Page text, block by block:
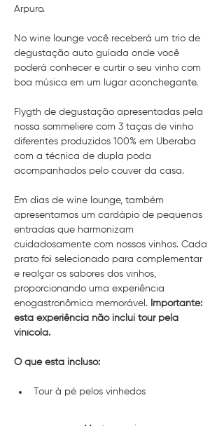
Arpuro.
No wine lounge você receberá um trio de
degustação auto guiada onde você
poderá conhecer e curtir o seu vinho com
boa música em um lugar aconchegante.
Flygth de degustação apresentadas pela
nossa sommeliere com 3 taças de vinho
diferentes produzidos 100% em Uberaba
com a técnica de dupla poda
acompanhados pelo couver da casa.
Em dias de wine lounge, também
apresentamos um cardápio de pequenas
entradas que harmonizam
cuidadosamente com nossos vinhos. Cada
prato foi selecionado para complementar
e realçar os sabores dos vinhos,
proporcionando uma experiência
enogastronômica memorável. Importante:
esta experiência não inclui tour pela
vinícola.
O que esta incluso:
Tour à pé pelos vinhedos